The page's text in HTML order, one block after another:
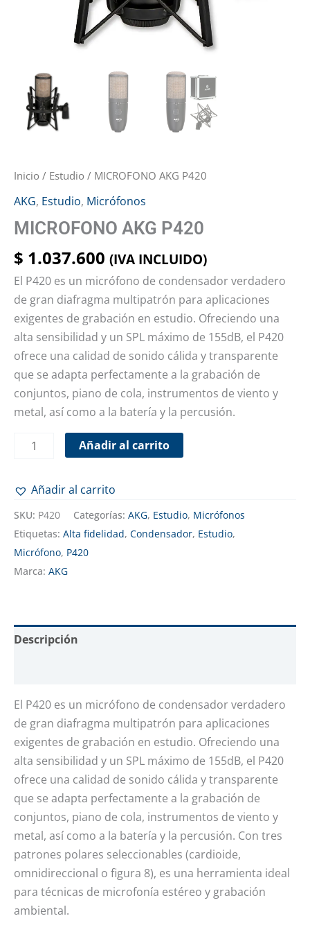
Inicio / Estudio / MICROFONO AKG P420
AKG, Estudio, Micrófonos
MICROFONO AKG P420
$ 1.037.600 (IVA INCLUIDO)
El P420 es un micrófono de condensador verdadero
de gran diafragma multipatrón para aplicaciones
exigentes de grabación en estudio. Ofreciendo una
alta sensibilidad y un SPL máximo de 155dB, el P420
ofrece una calidad de sonido cálida y transparente
que se adapta perfectamente a la grabación de
conjuntos, piano de cola, instrumentos de viento y
metal, así como a la batería y la percusión.
Añadir al carrito
Añadir al carrito
SKU: P420 Categorías: AKG, Estudio, Micrófonos
Etiquetas: Alta fidelidad, Condensador, Estudio,
Micrófono, P420
Marca: AKG
Descripción
El P420 es un micrófono de condensador verdadero
de gran diafragma multipatrón para aplicaciones
exigentes de grabación en estudio. Ofreciendo una
alta sensibilidad y un SPL máximo de 155dB, el P420
ofrece una calidad de sonido cálida y transparente
que se adapta perfectamente a la grabación de
conjuntos, piano de cola, instrumentos de viento y
metal, así como a la batería y la percusión. Con tres
patrones polares seleccionables (cardioide,
omnidireccional o figura 8), es una herramienta ideal
para técnicas de microfonía estéreo y grabación
ambiental.